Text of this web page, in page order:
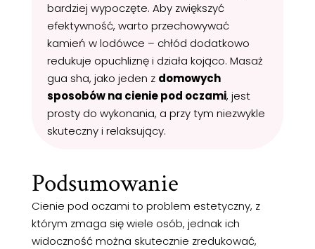
bardziej wypoczęte. Aby zwiększyć
efektywność, warto przechowywać
kamień w lodówce – chłód dodatkowo
redukuje opuchliznę i działa kojąco. Masaż
gua sha, jako jeden z domowych
sposobów na cienie pod oczami, jest
prosty do wykonania, a przy tym niezwykle
skuteczny i relaksujący.
Podsumowanie
Cienie pod oczami to problem estetyczny, z
którym zmaga się wiele osób, jednak ich
widoczność można skutecznie zredukować,